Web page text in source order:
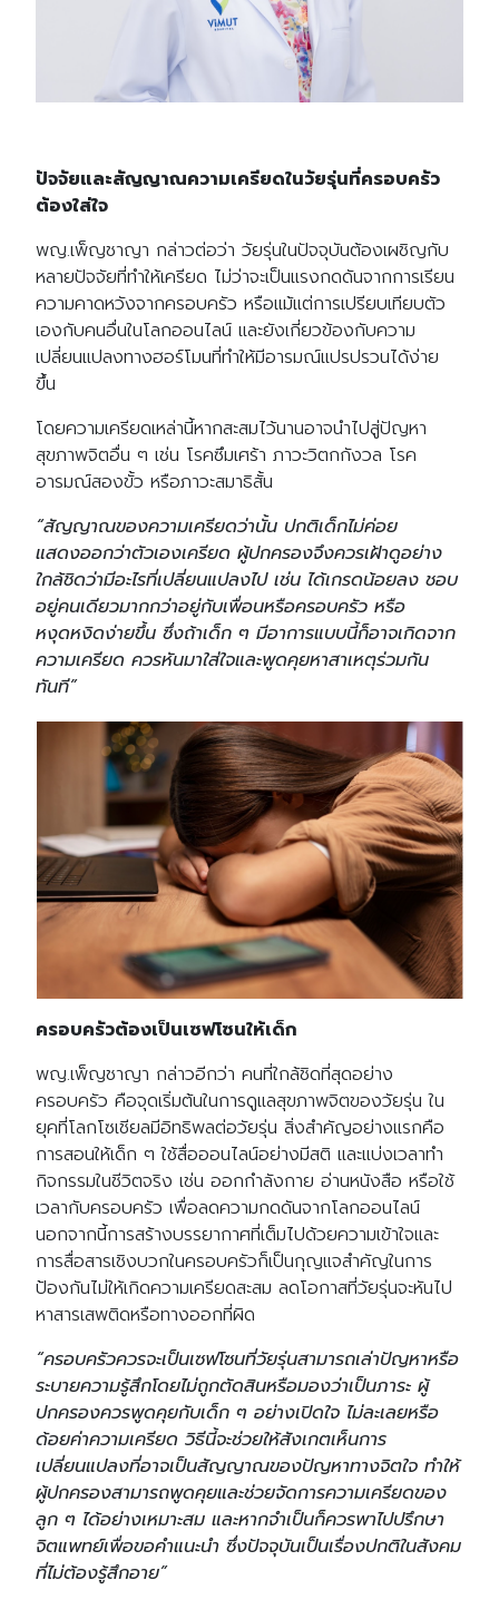
ปัจจัยและสัญญาณความเครียดในวัยรุ่นที่ครอบครัว
ต้องใส่ใจ
พญ.เพ็ญชาญา กล่าวต่อว่า วัยรุ่นในปัจจุบันต้องเผชิญกับ
หลายปัจจัยที่ทำให้เครียด ไม่ว่าจะเป็นแรงกดดันจากการเรียน
ความคาดหวังจากครอบครัว หรือแม้แต่การเปรียบเทียบตัว
เองกับคนอื่นในโลกออนไลน์ และยังเกี่ยวข้องกับความ
เปลี่ยนแปลงทางฮอร์โมนที่ทำให้มีอารมณ์แปรปรวนได้ง่าย
ขึ้น
โดยความเครียดเหล่านี้หากสะสมไว้นานอาจนำไปสู่ปัญหา
สุขภาพจิตอื่น ๆ เช่น โรคซึมเศร้า ภาวะวิตกกังวล โรค
อารมณ์สองขั้ว หรือภาวะสมาธิสั้น
“สัญญาณของความเครียดว่านั้น ปกติเด็กไม่ค่อย
แสดงออกว่าตัวเองเครียด ผู้ปกครองจึงควรเฝ้าดูอย่าง
ใกล้ชิดว่ามีอะไรที่เปลี่ยนแปลงไป เช่น ได้เกรดน้อยลง ชอบ
อยู่คนเดียวมากกว่าอยู่กับเพื่อนหรือครอบครัว หรือ
หงุดหงิดง่ายขึ้น ซึ่งถ้าเด็ก ๆ มีอาการแบบนี้ก็อาจเกิดจาก
ความเครียด ควรหันมาใส่ใจและพูดคุยหาสาเหตุร่วมกัน
ทันที”
ครอบครัวต้องเป็นเซฟโซนให้เด็ก
พญ.เพ็ญชาญา กล่าวอีกว่า คนที่ใกล้ชิดที่สุดอย่าง
ครอบครัว คือจุดเริ่มต้นในการดูแลสุขภาพจิตของวัยรุ่น ใน
ยุคที่โลกโซเชียลมีอิทธิพลต่อวัยรุ่น สิ่งสำคัญอย่างแรกคือ
การสอนให้เด็ก ๆ ใช้สื่อออนไลน์อย่างมีสติ และแบ่งเวลาทำ
กิจกรรมในชีวิตจริง เช่น ออกกำลังกาย อ่านหนังสือ หรือใช้
เวลากับครอบครัว เพื่อลดความกดดันจากโลกออนไลน์
นอกจากนี้การสร้างบรรยากาศที่เต็มไปด้วยความเข้าใจและ
การสื่อสารเชิงบวกในครอบครัวก็เป็นกุญแจสำคัญในการ
ป้องกันไม่ให้เกิดความเครียดสะสม ลดโอกาสที่วัยรุ่นจะหันไป
หาสารเสพติดหรือทางออกที่ผิด
“ครอบครัวควรจะเป็นเซฟโซนที่วัยรุ่นสามารถเล่าปัญหาหรือ
ระบายความรู้สึกโดยไม่ถูกตัดสินหรือมองว่าเป็นภาระ ผู้
ปกครองควรพูดคุยกับเด็ก ๆ อย่างเปิดใจ ไม่ละเลยหรือ
ด้อยค่าความเครียด วิธีนี้จะช่วยให้สังเกตเห็นการ
เปลี่ยนแปลงที่อาจเป็นสัญญาณของปัญหาทางจิตใจ ทำให้
ผู้ปกครองสามารถพูดคุยและช่วยจัดการความเครียดของ
ลูก ๆ ได้อย่างเหมาะสม และหากจำเป็นก็ควรพาไปปรึกษา
จิตแพทย์เพื่อขอคำแนะนำ ซึ่งปัจจุบันเป็นเรื่องปกติในสังคม
ที่ไม่ต้องรู้สึกอาย”